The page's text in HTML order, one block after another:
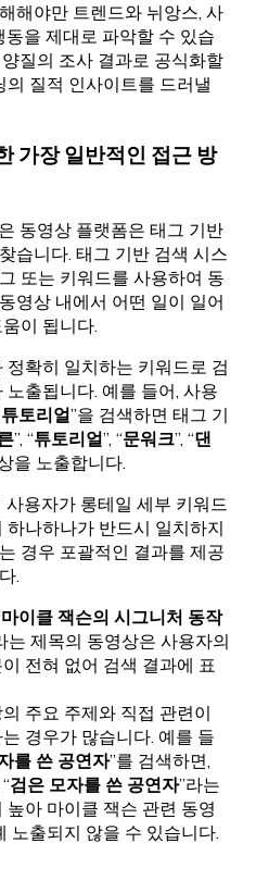
해야만 트렌드와 뉘앙스, 사
을 제대로 파악할 수 있습
질의 조사 결과로 공식화할
질적 인사이트를 드러낼
가장 일반적인 접근 방
동영상 플랫폼은 태그 기반
습니다. 태그 기반 검색 시스
또는 키워드를 사용하여 동
영상 내에서 어떤 일이 일어
이 됩니다.
확히 일치하는 키워드로 검
출됩니다. 예를 들어, 사용
토리얼”을 검색하면 태그 기
”, “튜토리얼”, “문워크”, “댄
을 노출합니다.
용자가 롱테일 세부 키워드
나하나가 반드시 일치하지
경우 포괄적인 결과를 제공
.
마이클 잭슨의 시그니처 동작
는 제목의 동영상은 사용자의
전혀 없어 검색 결과에 표
주요 주제와 직접 관련이
경우가 많습니다. 예를 들
를 쓴 공연자”를 검색하면,
검은 모자를 쓴 공연자”라는
아 마이클 잭슨 관련 동영
노출되지 않을 수 있습니다.